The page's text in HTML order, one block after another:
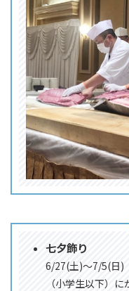
七夕飾り
6/27(土)～7/5(日)
（小学生以下）